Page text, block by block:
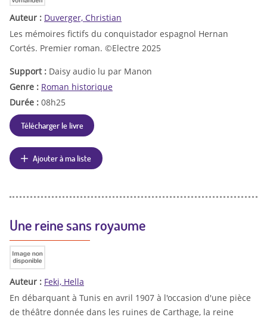
Auteur : Duverger, Christian
Les mémoires fictifs du conquistador espagnol Hernan
Cortés. Premier roman. ©Electre 2025
Support : Daisy audio lu par Manon
Genre : Roman historique
Durée : 08h25
Télécharger le livre
Ajouter à ma liste
Une reine sans royaume
Auteur : Feki, Hella
En débarquant à Tunis en avril 1907 à l'occasion d'une pièce
de théâtre donnée dans les ruines de Carthage, la reine